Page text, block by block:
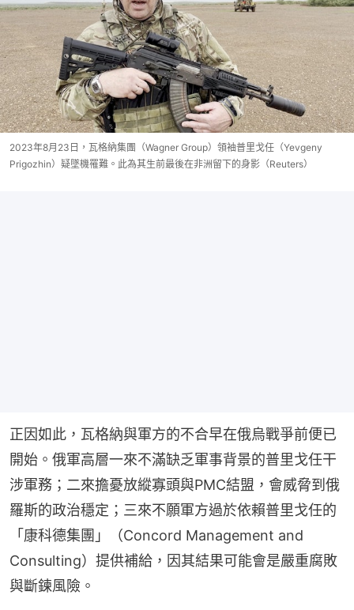
2023年8月23日，瓦格納集團（Wagner Group）領袖普里戈任（Yevgeny
Prigozhin）疑墜機罹難。此為其生前最後在非洲留下的身影（Reuters）
正因如此，瓦格納與軍方的不合早在俄烏戰爭前便已
開始。俄軍高層一來不滿缺乏軍事背景的普里戈任干
涉軍務；二來擔憂放縱寡頭與PMC結盟，會威脅到俄
羅斯的政治穩定；三來不願軍方過於依賴普里戈任的
「康科德集團」（Concord Management and
Consulting）提供補給，因其結果可能會是嚴重腐敗
與斷鍊風險。